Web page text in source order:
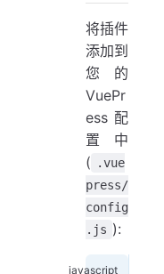
将插件
添加到
您的
VuePr
ess 配
置中
(
.vue
press/
config
.js ):